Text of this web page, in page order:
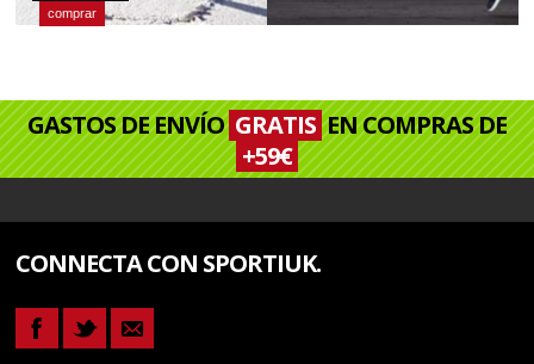
comprar
GASTOS DE ENVÍO GRATISEN COMPRAS DE
+59€
CONNECTA CON SPORTIUK.